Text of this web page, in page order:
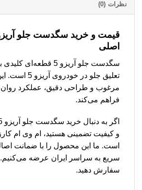
نظرات (0)
اصلی
سگدست جلو آریزو 5
تعلیق جلو در
مرغوب و طراحی دقیق، عملکرد روان
فراهم می‌کند.
و کیفیت تضمینی هستید، ام وی ام
است. ما این محصول را با ضمانت
سریع به سراسر ایران عرضه می‌کنیم.
سفارش دهید.